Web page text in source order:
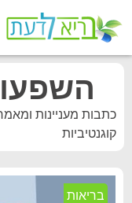
כתבות מעניינות
קוגנטיביות
בריאות